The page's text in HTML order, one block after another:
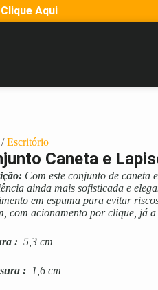
Clique Aqui
/Escritório
Caneta e
Com este conjunto de caneta
ainda mais sofisticada e
em espuma para evitar
com acionamento por clique, já
: 5,3 cm
: 1,6 cm